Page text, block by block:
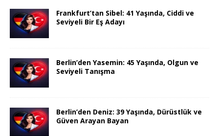
Frankfurt’tan Sibel: 41 Yaşında, Ciddi ve
Seviyeli Bir Eş Adayı
Berlin’den Yasemin: 45 Yaşında, Olgun ve
Seviyeli Tanışma
Berlin’den Deniz: 39 Yaşında, Dürüstlük ve
Güven Arayan Bayan